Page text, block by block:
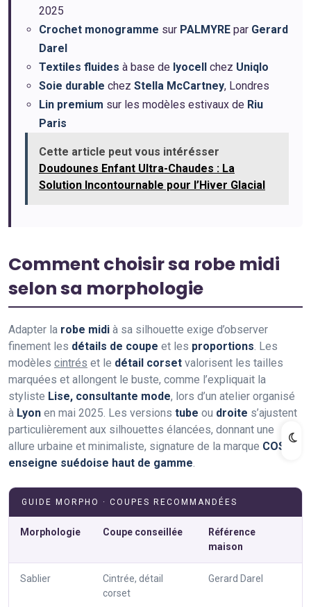
2025
Crochet monogramme sur PALMYRE par Gerard
Darel
Textiles fluides à base de lyocell chez Uniqlo
Soie durable chez Stella McCartney, Londres
Lin premium sur les modèles estivaux de Riu
Paris
Cette article peut vous intérésser
Doudounes Enfant Ultra-Chaudes : La
Solution Incontournable pour l’Hiver Glacial
Comment choisir sa robe midi
selon sa morphologie
Adapter la robe midi à sa silhouette exige d’observer
finement les détails de coupe et les proportions . Les
modèles cintrés et le détail corset valorisent les tailles
marquées et allongent le buste, comme l’expliquait la
styliste Lise, consultante mode, lors d’un atelier organisé
à Lyon en mai 2025. Les versions tube ou droite s’ajustent
particulièrement aux silhouettes élancées, donnant une
allure urbaine et minimaliste, signature de la marque COS,
enseigne suédoise haut de gamme
GUIDE MORPHO · COUPES RECOMMANDÉES
Morphologie Coupe conseillée
Référence
maison
Sablier
Cintrée, détail
corset
Gerard Darel